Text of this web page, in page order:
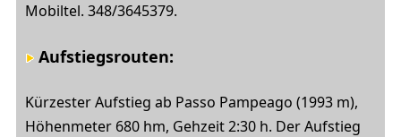
Mobiltel. 348/3645379.
Aufstiegsrouten:
Kürzester Aufstieg ab Passo Pampeago (1993 m),
Höhenmeter 680 hm, Gehzeit 2:30 h. Der Aufstieg